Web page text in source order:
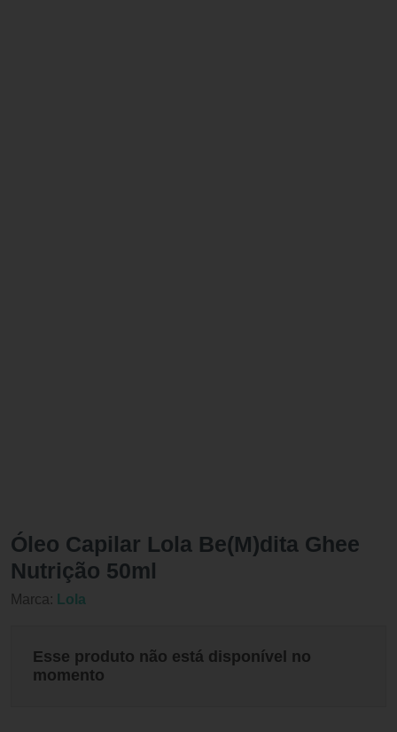
Óleo Capilar Lola Be(M)dita Ghee
Nutrição 50ml
Marca: Lola
Esse produto não está disponível no
momento